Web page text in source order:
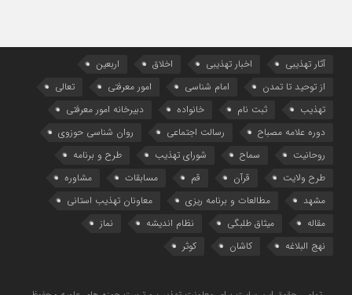
آثار تهذیبی اخبار تهذیبی اخلاق
اربعین
از توحید تا تمدن
امام شناسی امور معرفتی
تعالی
تهذیب
ثبت نام خانواده
دبیرخانه امور معرفتی
دوره علامه مصباح
رسالت اجتماعی
روان شناسی حوزوی
روحانیت
سماح شورای تهذیب
طرح و برنامه
طرح ولایت
قرآن قم مسابقات
مشاوره
مشهد
مطالعات و برنامه ریزی
معاونان تهذیب استانی
مقاله
میثاق طلبگی نظام اندیشه
نماز
نهج البلاغه
کاشان کوثر